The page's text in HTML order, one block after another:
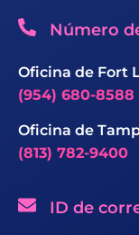
Número
Oficina de Fort
(954) 680-8588
Oficina de
(813) 782-9400
ID de